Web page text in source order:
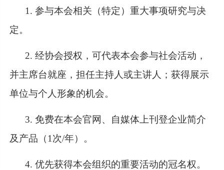
1. 参与本会相关（特定）重大事项研究与决
定。
2. 经协会授权，可代表本会参与社会活动，
并主席台就座，担任主持人或主讲人；获得展示
单位与个人形象的机会。
3. 免费在本会官网、自媒体上刊登企业简介
及产品（1次/年）。
4. 优先获得本会组织的重要活动的冠名权。